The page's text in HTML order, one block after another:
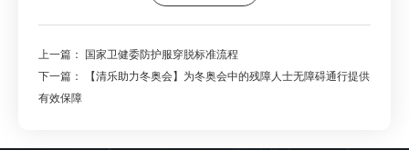
上一篇： 国家卫健委防护服穿脱标准流程
下一篇：
【清乐助力冬奥会】为冬奥会中的残障人士无障碍通行提供
有效保障